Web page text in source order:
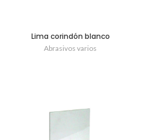
Lima corindón blanco
Abrasivos varios